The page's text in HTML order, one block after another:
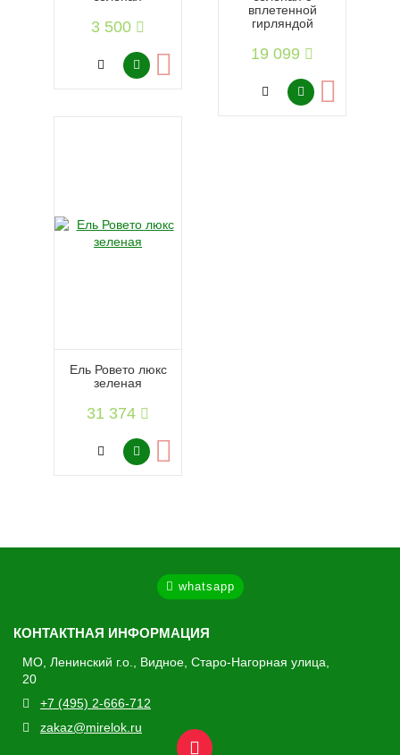
3 500
вплетенной
гирляндой
19 099
Ель Ровето люкс
зеленая
31 374
whatsapp
КОНТАКТНАЯ ИНФОРМАЦИЯ
МО, Ленинский г.о., Видное, Старо-Нагорная улица,
20
+7 (495) 2-666-712
zakaz@mirelok.ru